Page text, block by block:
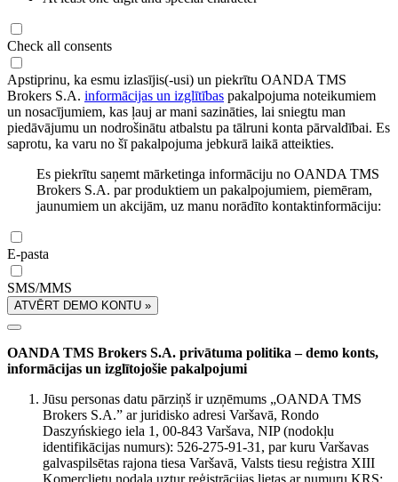
Check all consents
Apstiprinu, ka esmu izlasījis(-usi) un piekrītu OANDA TMS
Brokers S.A. informācijas un izglītības pakalpojuma noteikumiem
un nosacījumiem, kas ļauj ar mani sazināties, lai sniegtu man
piedāvājumu un nodrošinātu atbalstu pa tālruni konta pārvaldībai. Es
saprotu, ka varu no šī pakalpojuma jebkurā laikā atteikties.
Es piekrītu saņemt mārketinga informāciju no OANDA TMS
Brokers S.A. par produktiem un pakalpojumiem, piemēram,
jaunumiem un akcijām, uz manu norādīto kontaktinformāciju:
E-pasta
SMS/MMS
ATVĒRT DEMO KONTU »
OANDA TMS Brokers S.A. privātuma politika – demo konts,
informācijas un izglītojošie pakalpojumi
Jūsu personas datu pārziņš ir uzņēmums „OANDA TMS
Brokers S.A.” ar juridisko adresi Varšavā, Rondo
Daszyńskiego iela 1, 00-843 Varšava, NIP (nodokļu
identifikācijas numurs): 526-275-91-31, par kuru Varšavas
galvaspilsētas rajona tiesa Varšavā, Valsts tiesu reģistra XIII
Komerclietu nodaļa uztur reģistrācijas lietas ar numuru KRS: